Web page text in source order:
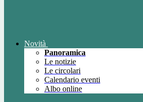
Novità
Panoramica
Le notizie
Le circolari
Calendario eventi
Albo online